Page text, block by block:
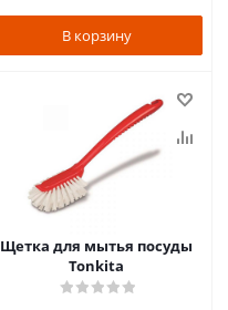
В корзину
Щетка для мытья посуды
Tonkita